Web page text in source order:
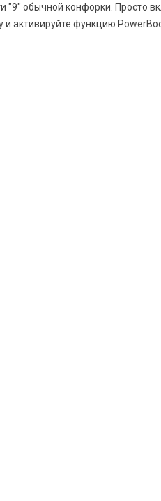
"9" обычной конфорки. Просто
и активируйте функцию